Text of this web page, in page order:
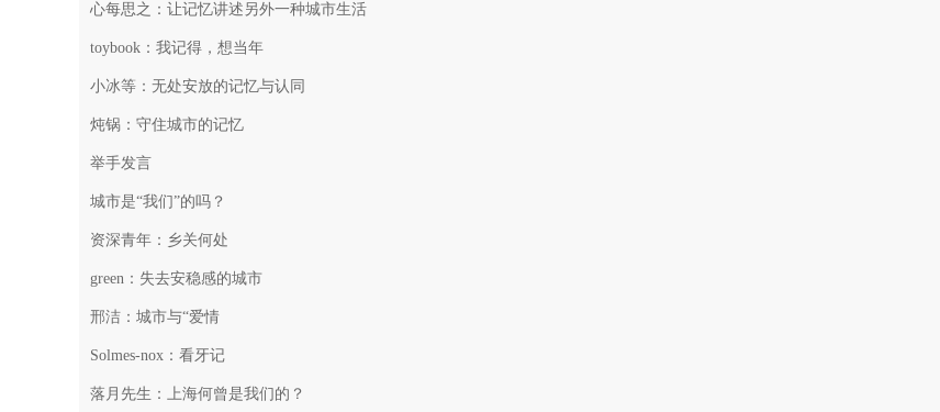
心每思之：让记忆讲述另外一种城市生活
toybook：我记得，想当年
小冰等：无处安放的记忆与认同
炖锅：守住城市的记忆
举手发言
城市是“我们”的吗？
资深青年：乡关何处
green：失去安稳感的城市
邢洁：城市与“爱情
Solmes-nox：看牙记
落月先生：上海何曾是我们的？